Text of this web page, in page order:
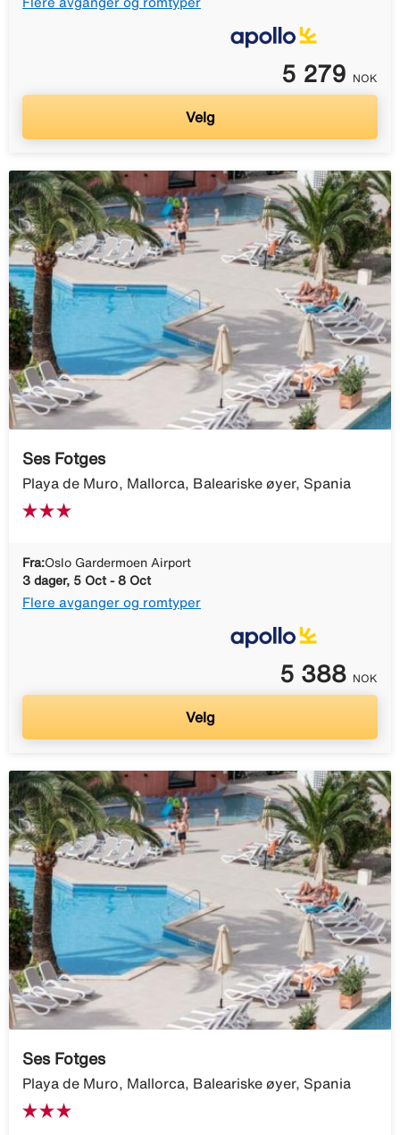
5 279 NOK
Velg
Ses Fotges
Playa de Muro, Mallorca, Baleariske øyer, Spania
Fra:Oslo Gardermoen Airport
3 dager, 5 Oct - 8 Oct
Flere avganger og romtyper
5 388 NOK
Velg
Ses Fotges
Playa de Muro, Mallorca, Baleariske øyer, Spania